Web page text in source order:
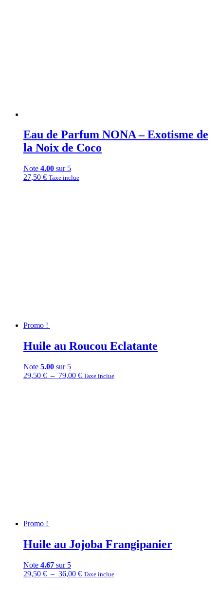
Eau de Parfum NONA – Exotisme de
la Noix de Coco
Note 4.00 sur 5
27,50 € Taxe inclue
Promo !
Huile au Roucou Eclatante
Note 5.00 sur 5
29,50 € – 79,00 €Plage
Taxe inclue
Promo !
Huile au Jojoba Frangipanier
Note 4.67 sur 5
29,50 € – 36,00 €Plage
Taxe inclue